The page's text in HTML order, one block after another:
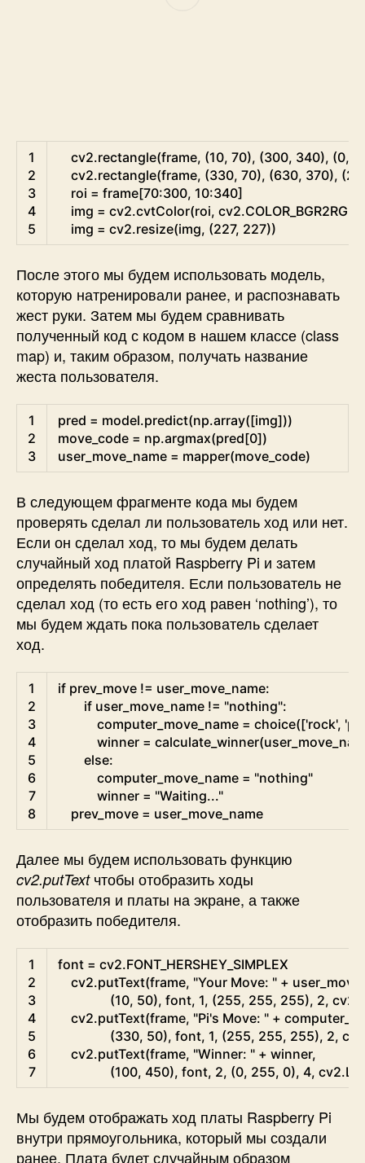
Python
1
2
3
4
5
cv2.rectangle(frame, (10, 70), (300, 340), (0,
cv2.rectangle(frame, (330, 70), (630, 370), (
roi = frame[70:300, 10:340]
img = cv2.cvtColor(roi, cv2.COLOR_BGR2RGB
img = cv2.resize(img, (227, 227))
После этого мы будем использовать модель,
которую натренировали ранее, и распознавать
жест руки. Затем мы будем сравнивать
полученный код с кодом в нашем классе (class
map) и, таким образом, получать название
жеста пользователя.
1
2
3
pred = model.predict(np.array([img]))
move_code = np.argmax(pred[0])
user_move_name = mapper(move_code)
В следующем фрагменте кода мы будем
проверять сделал ли пользователь ход или нет.
Если он сделал ход, то мы будем делать
случайный ход платой Raspberry Pi и затем
определять победителя. Если пользователь не
сделал ход (то есть его ход равен ‘nothing’), то
мы будем ждать пока пользователь сделает
ход.
1
2
3
4
5
6
7
8
if prev_move != user_move_name:
if user_move_name != "nothing":
computer_move_name = choice(['rock',
winner = calculate_winner(
else:
computer_move_name = "nothing"
winner = "Waiting..."
prev_move = user_move_name
Далее мы будем использовать функцию
cv2.putTextчтобы отобразить ходы
пользователя и платы на экране, а также
отобразить победителя.
1
2
3
4
5
6
7
font = cv2.FONT_HERSHEY_SIMPLEX
cv2.putText(frame, "Your Move: " +
(10, 50), font, 1, (255, 255, 255), 2, cv2
cv2.putText(frame, "Pi's Move: " +
(330, 50), font, 1, (255, 255, 255), 2, cv2
cv2.putText(frame, "Winner: " + winner,
(100, 450), font, 2, (0, 255, 0), 4, cv2.
Мы будем отображать ход платы Raspberry Pi
внутри прямоугольника, который мы создали
ранее. Плата будет случайным образом